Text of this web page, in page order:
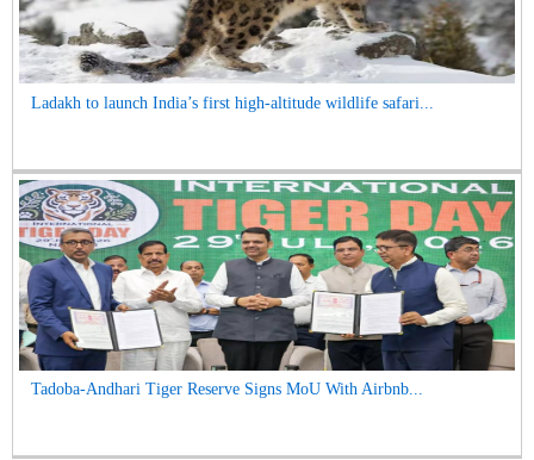
Ladakh to launch India’s first high-altitude wildlife safari...
Tadoba-Andhari Tiger Reserve Signs MoU With Airbnb...